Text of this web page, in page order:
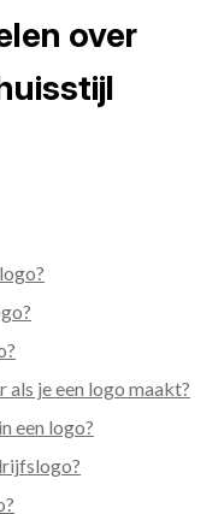
over
je een logo maakt?
een logo?